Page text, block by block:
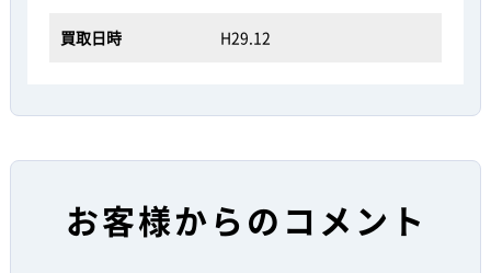
買取日時 H29.12
お客様からのコメント